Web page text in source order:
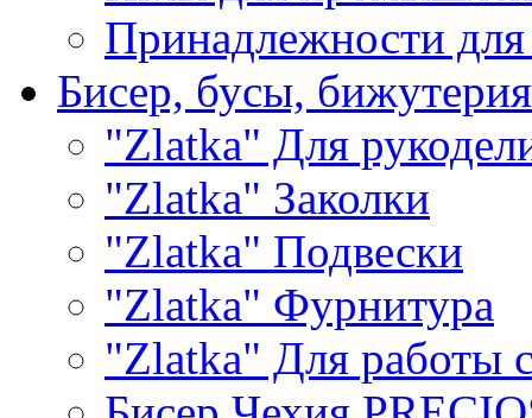
Принадлежности
Бисер, бусы, бижутерия
"Zlatka" Для
"Zlatka" Заколки
"Zlatka" Подвески
"Zlatka" Фурнитура
"Zlatka" Для работы